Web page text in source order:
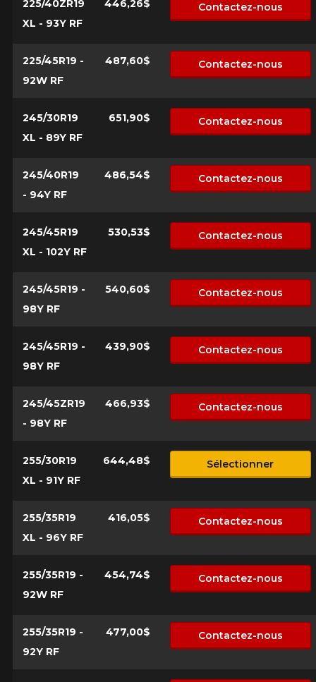
225/40ZR19
XL - 93Y RF
446,26$ Contactez-nous
225/45R19 -
92W RF
487,60$ Contactez-nous
245/30R19
XL - 89Y RF
651,90$ Contactez-nous
245/40R19
- 94Y RF
486,54$ Contactez-nous
245/45R19
XL - 102Y RF
530,53$ Contactez-nous
245/45R19 -
98Y RF
540,60$ Contactez-nous
245/45R19 -
98Y RF
439,90$ Contactez-nous
245/45ZR19
- 98Y RF
466,93$ Contactez-nous
255/30R19
XL - 91Y RF
644,48$ Sélectionner
255/35R19
XL - 96Y RF
416,05$ Contactez-nous
255/35R19 -
92W RF
454,74$ Contactez-nous
255/35R19 -
92Y RF
477,00$ Contactez-nous